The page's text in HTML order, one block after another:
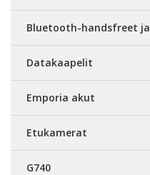
Bluetooth-handsfreet
Datakaapelit
Emporia akut
Etukamerat
G740